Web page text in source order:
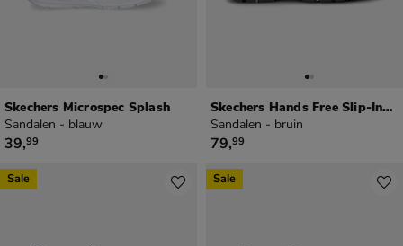
Skechers Microspec Splash
Sandalen - blauw
€ 39,99
39,99
Skechers Hands Free Slip-Ins Tresmen
Sandalen - bruin
€ 79,99
79,99
Sale Sale